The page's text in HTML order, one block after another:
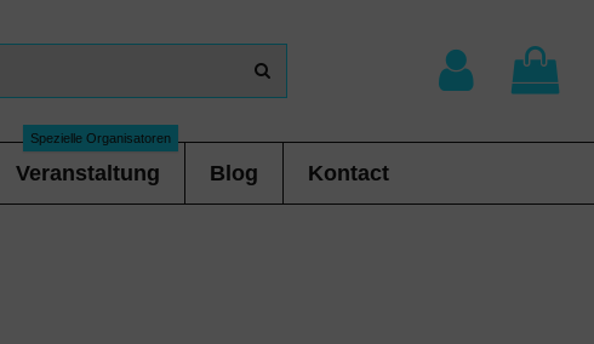
Veranstaltung
Spezielle Organisatoren
Blog Kontact